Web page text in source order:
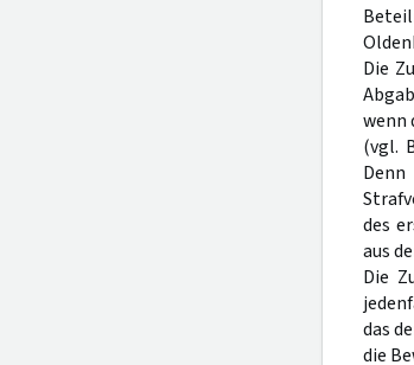
Die
wenn
(vgl.
des
aus
Die
das
die